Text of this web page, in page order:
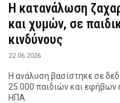
Η κατανάλωση
και χυμών, σε
κινδύνους
22.06.2026
Η ανάλυση βασίστηκε σε
25.000 παιδιών και εφήβων
ΗΠΑ